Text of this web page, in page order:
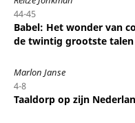
44-45
Babel: Het wonder van
de twintig grootste talen
Marlon Janse
4-8
Taaldorp op zijn